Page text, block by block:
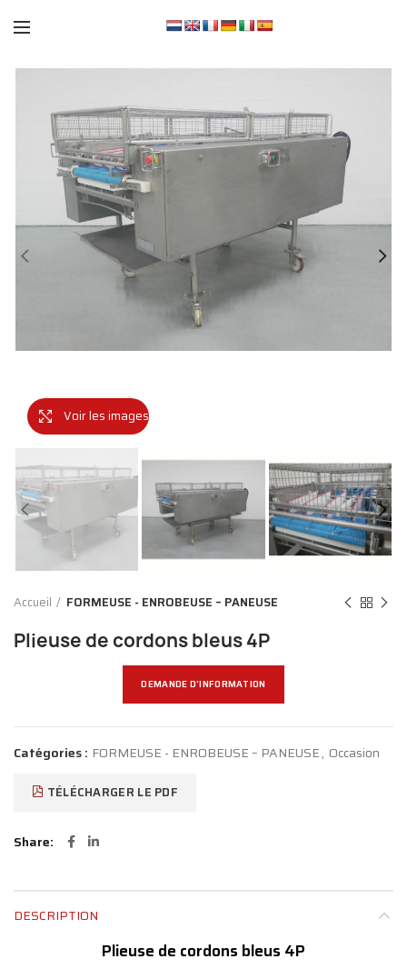
Voir les images
Accueil FORMEUSE - ENROBEUSE – PANEUSE
Plieuse de cordons bleus 4P
DEMANDE D'INFORMATION
Catégories : FORMEUSE - ENROBEUSE – PANEUSE, Occasion
TÉLÉCHARGER LE PDF
Share
DESCRIPTION
Plieuse de cordons bleus 4P